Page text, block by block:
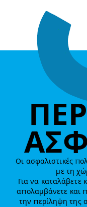
Οι ασφαλιστικές
με τη
Για να καταλάβετε
απολαμβάνετε και
την περίληψη της